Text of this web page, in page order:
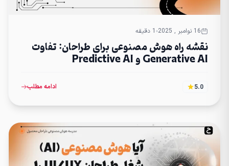
16 نوامبر , 2025 1 دقیقه
نقشه راه هوش مصنوعی برای طراحان: تفاوت
Generative AI و Predictive AI
5.0 ادامه مطلب